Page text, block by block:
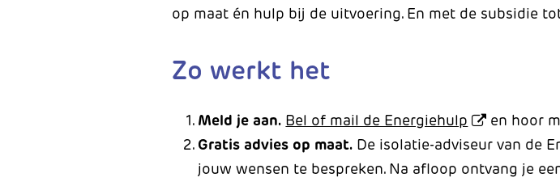
op maat én hulp bij de uitvoering. En met de subsidie
Zo werkt het
Meld je aan. Bel of mail de Energiehulp
en hoor
Gratis advies op maat. De isolatie-adviseur van de
jouw wensen te bespreken. Na afloop ontvang je